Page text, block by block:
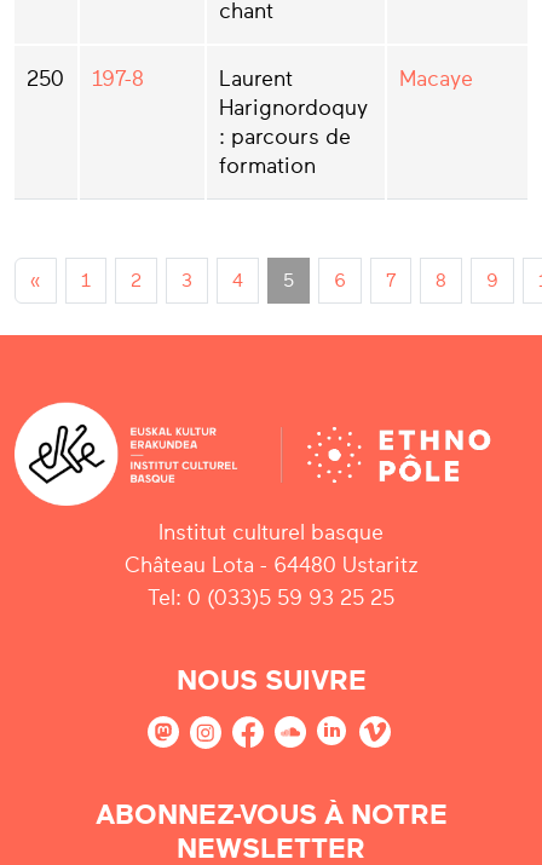
chant
250 197-8
Laurent
Harignordoquy
: parcours de
formation
Macaye
« 1 2 3 4 5 6 7 8 9
Institut culturel basque
Château Lota - 64480 Ustaritz
Tel: 0 (033)5 59 93 25 25
NOUS SUIVRE
ABONNEZ-VOUS À NOTRE
NEWSLETTER